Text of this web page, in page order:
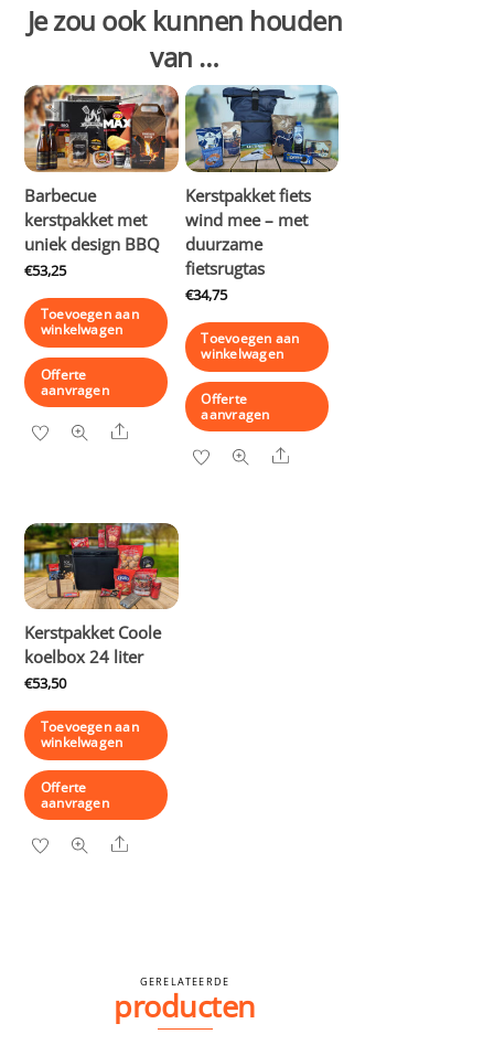
Je zou ook kunnen houden
van …
Barbecue
kerstpakket met
uniek design BBQ
€53,25
Toevoegen aan
winkelwagen
Offerte
aanvragen
Share
Kerstpakket fiets
wind mee – met
duurzame
fietsrugtas
€34,75
Toevoegen aan
winkelwagen
Offerte
aanvragen
Share
Kerstpakket Coole
koelbox 24 liter
€53,50
Toevoegen aan
winkelwagen
Offerte
aanvragen
Share
GERELATEERDE
producten